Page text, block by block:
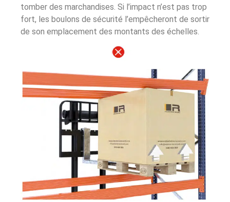
tomber des marchandises. Si l’impact n’est pas trop
fort, les boulons de sécurité l’empêcheront de sortir
de son emplacement des montants des échelles.